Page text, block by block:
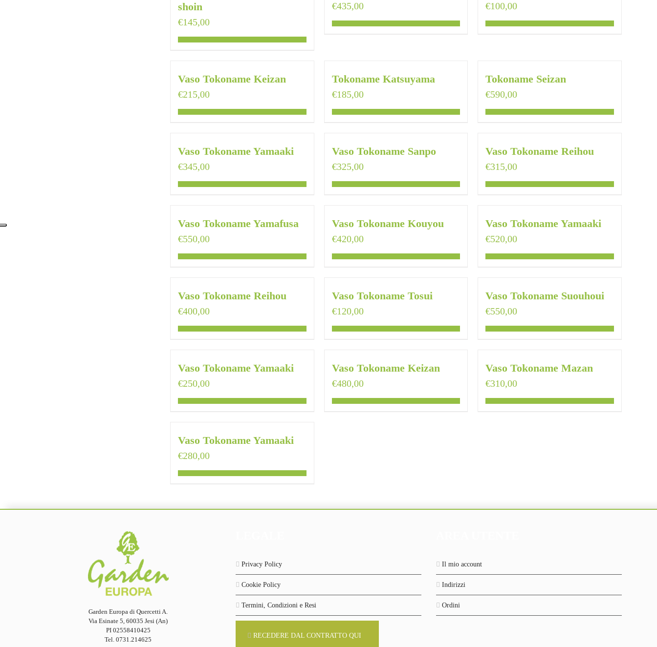
shoin
€145,00
€435,00 €100,00
Vaso Tokoname Keizan
€215,00
Tokoname Katsuyama
€185,00
Tokoname Seizan
€590,00
Vaso Tokoname Yamaaki
€345,00
Vaso Tokoname Sanpo
€325,00
Vaso Tokoname Reihou
€315,00
Vaso Tokoname Yamafusa
€550,00
Vaso Tokoname Kouyou
€420,00
Vaso Tokoname Yamaaki
€520,00
Vaso Tokoname Reihou
€400,00
Vaso Tokoname Tosui
€120,00
Vaso Tokoname Suouhoui
€550,00
Vaso Tokoname Yamaaki
€250,00
Vaso Tokoname Keizan
€480,00
Vaso Tokoname Mazan
€310,00
Vaso Tokoname Yamaaki
€280,00
Garden Europa di Quercetti A.
Via Esinate 5, 60035 Jesi (An)
PI 02558410425
Tel. 0731.214625
Privacy Policy
Cookie Policy
Termini, Condizioni e Resi
RECEDERE DAL CONTRATTO QUI
Il mio account
Indirizzi
Ordini